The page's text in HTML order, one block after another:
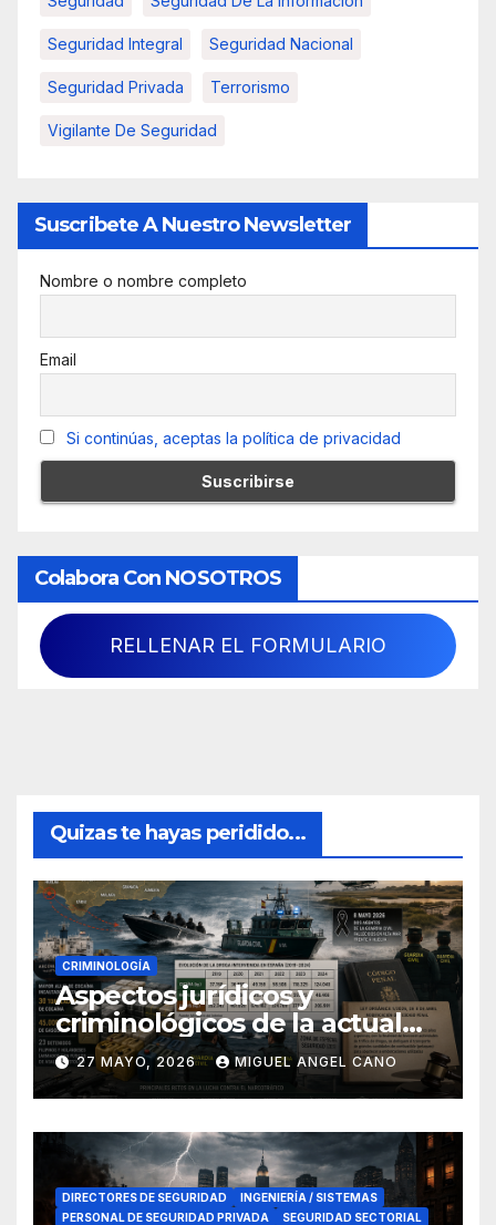
Seguridad Integral Seguridad Nacional
Seguridad Privada Terrorismo
Vigilante De Seguridad
Suscribete A Nuestro Newsletter
Nombre o nombre completo
Email
Si continúas, aceptas la política de privacidad
Colabora Con NOSOTROS
RELLENAR EL FORMULARIO
Quizas te hayas peridido...
CRIMINOLOGÍA
Aspectos jurídicos y
criminológicos de la actual
lucha contra el narcotráfico
en el sur de España
27 MAYO, 2026 MIGUEL ANGEL CANO
DIRECTORES DE SEGURIDAD
INGENIERÍA / SISTEMAS
PERSONAL DE SEGURIDAD PRIVADA
SEGURIDAD SECTORIAL